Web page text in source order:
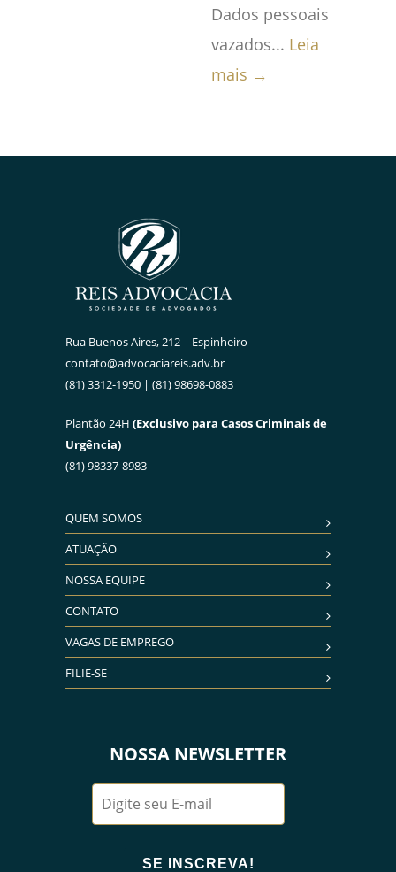
Dados pessoais
vazados... Leia
mais →
Rua Buenos Aires, 212 – Espinheiro
contato@advocaciareis.adv.br
(81) 3312-1950 | (81) 98698-0883
Plantão 24H (Exclusivo para Casos Criminais de
Urgência)
(81) 98337-8983
QUEM SOMOS
ATUAÇÃO
NOSSA EQUIPE
CONTATO
VAGAS DE EMPREGO
FILIE-SE
NOSSA NEWSLETTER